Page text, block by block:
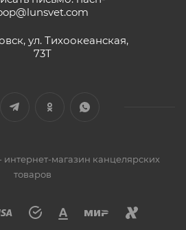
ул. Тихоокеанская,
73Т
интернет-магазин канцелярских
товаров